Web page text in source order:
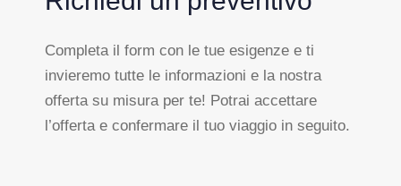
Completa il form con le tue esigenze e ti
invieremo tutte le informazioni e la nostra
offerta su misura per te! Potrai accettare
l’offerta e confermare il tuo viaggio in seguito.